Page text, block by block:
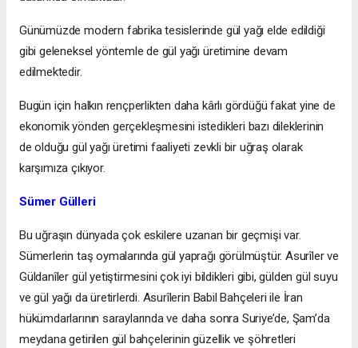
Günümüzde modern fabrika tesislerinde gül yağı elde edildiği
gibi geleneksel yöntemle de gül yağı üretimine devam
edilmektedir.
Bugün için halkın rençperlikten daha kârlı gördüğü fakat yine de
ekonomik yönden gerçekleşmesini istedikleri bazı dileklerinin
de olduğu gül yağı üretimi faaliyeti zevkli bir uğraş olarak
karşımıza çıkıyor.
Sümer Gülleri
Bu uğraşın dünyada çok eskilere uzanan bir geçmişi var.
Sümerlerin taş oymalarında gül yaprağı görülmüştür. Asurîler ve
Güldanîler gül yetiştirmesini çok iyi bildikleri gibi, gülden gül suyu
ve gül yağı da üretirlerdi. Asurîlerin Babil Bahçeleri ile İran
hükümdarlarının saraylarında ve daha sonra Suriye’de, Şam’da
meydana getirilen gül bahçelerinin güzellik ve şöhretleri